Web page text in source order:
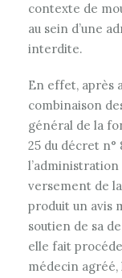
contexte de
au sein d’une
interdite.
En effet, après
combinaison
général de la
25 du décret n°
versement de
produit un avis
soutien de sa
elle fait
médecin agréé,